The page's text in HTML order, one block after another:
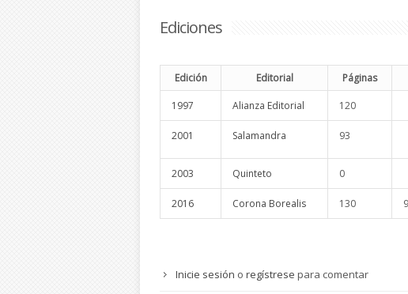
Ediciones
Edición Editorial Páginas
1997 Alianza Editorial 120
2001 Salamandra 93
2003 Quinteto 0
2016 Corona Borealis 130
Inicie sesión o regístrese para comentar